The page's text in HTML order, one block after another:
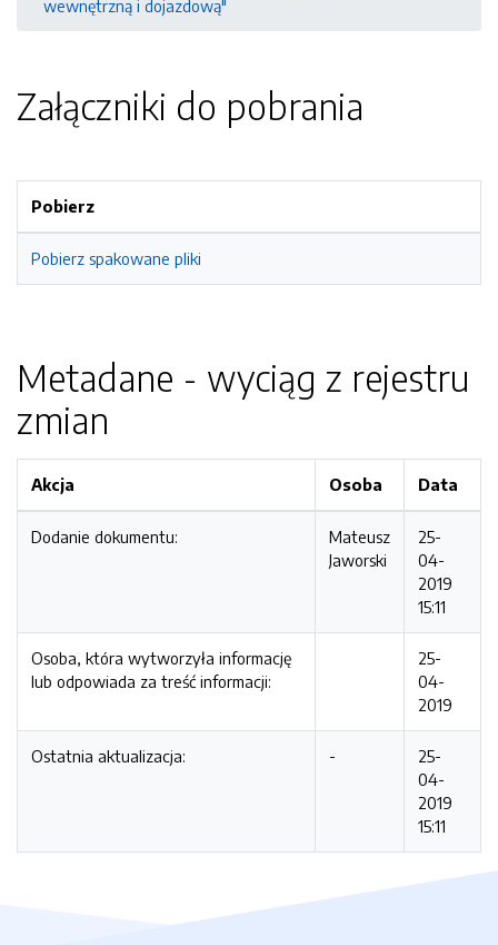
wewnętrzną i dojazdową"
Załączniki do pobrania
Pobierz
Pobierz spakowane pliki
Metadane - wyciąg z rejestru
zmian
Akcja Osoba Data
Dodanie dokumentu:
Mateusz
Jaworski
25-
04-
2019
15:11
Osoba, która wytworzyła informację
lub odpowiada za treść informacji:
25-
04-
2019
Ostatnia aktualizacja: -
25-
04-
2019
15:11